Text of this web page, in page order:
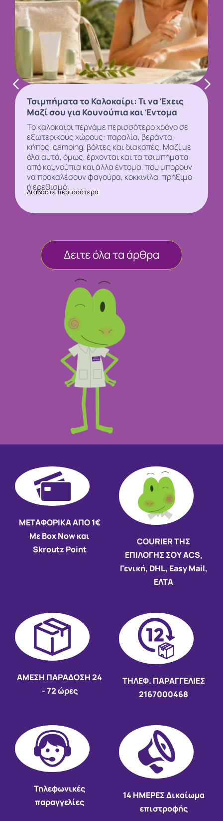
Τσιμπήματα το Καλοκαίρι: Τι να Έχεις
Μαζί σου για Κουνούπια και Έντομα
Το καλοκαίρι περνάμε περισσότερο χρόνο σε
εξωτερικούς χώρους: παραλία, βεράντα,
κήπος, camping, βόλτες και διακοπές. Μαζί με
όλα αυτά, όμως, έρχονται και τα τσιμπήματα
απόκουνούπια και άλλα έντομα, που μπορούν
να προκαλέσουν φαγούρα, κοκκινίλα, πρήξιμο
ή ερεθισμό.
Διαβάστε περισσότερα
Δειτε όλα τα άρθρα
ΜΕΤΑΦΟΡΙΚΑ ΑΠΟ 1€
Με Box Now και
Skroutz Point
COURIER ΤΗΣ
ΕΠΙΛΟΓΗΣ ΣΟΥ ACS,
Γενική, DHL, Easy Mail,
ΕΛΤΑ
AMEΣΗ ΠΑΡΑΔΟΣΗ24
- 72 ώρες
ΤΗΛΕΦ. ΠΑΡΑΓΓΕΛΙΕΣ
2167000468
Τηλεφωνικές
παραγγελίες
14 HMEΡΕΣ Δικαίωμα
επιστροφής